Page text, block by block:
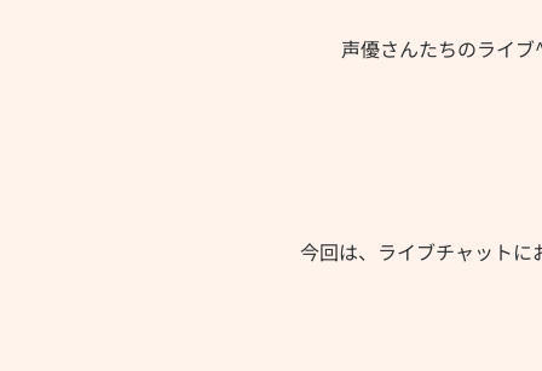
声優さんたちのライ
今回は、ライブチャットに